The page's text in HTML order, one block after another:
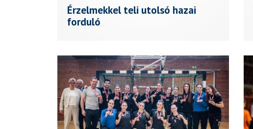
Érzelmekkel teli utolsó hazai
forduló